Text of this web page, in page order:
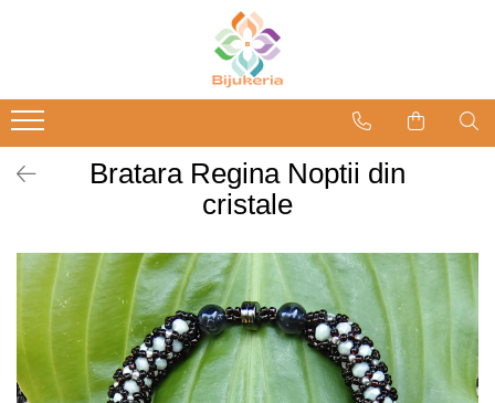
Bratara Regina Noptii din
cristale